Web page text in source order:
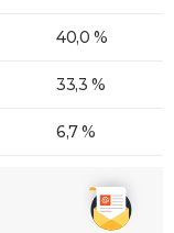
40,0 %
33,3 %
6,7 %